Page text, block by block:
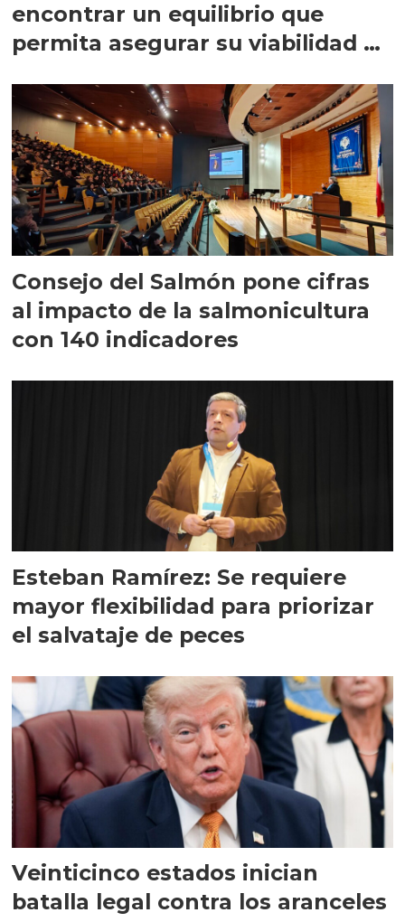
encontrar un equilibrio que
permita asegurar su viabilidad de
Consejo del Salmón pone cifras
al impacto de la salmonicultura
con 140 indicadores
Esteban Ramírez: Se requiere
mayor flexibilidad para priorizar
el salvataje de peces
Veinticinco estados inician
batalla legal contra los aranceles